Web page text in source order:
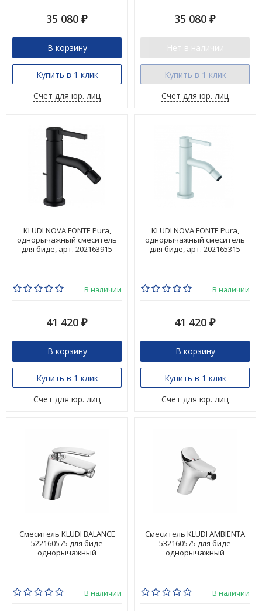
35 080 ₽
В корзину
Купить в 1 клик
Счет для юр. лиц
35 080 ₽
Нет в наличии
Купить в 1 клик
Счет для юр. лиц
KLUDI NOVA FONTE Pura,
однорычажный смеситель
для биде, арт. 202163915
В наличии
41 420 ₽
В корзину
Купить в 1 клик
Счет для юр. лиц
KLUDI NOVA FONTE Pura,
однорычажный смеситель
для биде, арт. 202165315
В наличии
41 420 ₽
В корзину
Купить в 1 клик
Счет для юр. лиц
Смеситель KLUDI BALANCE
522160575 для биде
однорычажный
В наличии
Смеситель KLUDI AMBIENTA
532160575 для биде
однорычажный
В наличии